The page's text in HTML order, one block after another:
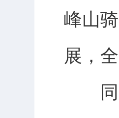
峰山
展，
同时